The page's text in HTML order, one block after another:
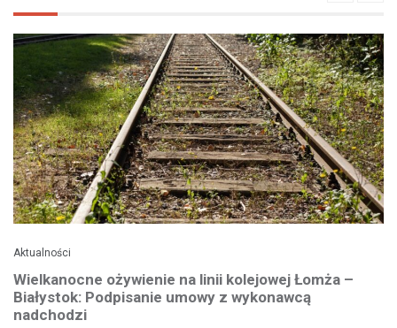
Aktualności
Wielkanocne ożywienie na linii kolejowej Łomża –
Białystok: Podpisanie umowy z wykonawcą
nadchodzi